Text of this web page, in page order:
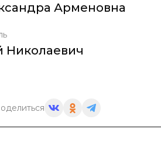
Арменовна
Николаевич